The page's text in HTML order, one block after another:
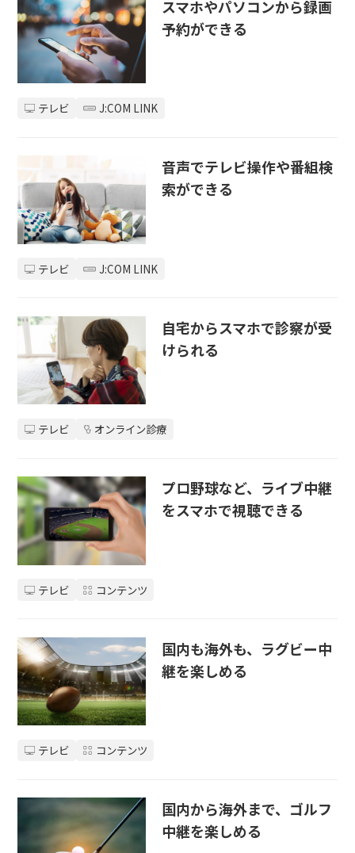
スマホやパソコンから録画
予約ができる
テレビ J:COM LINK
音声でテレビ操作や番組検
索ができる
テレビ J:COM LINK
自宅からスマホで診察が受
けられる
テレビ オンライン診療
プロ野球など、ライブ中継
をスマホで視聴できる
テレビ コンテンツ
国内も海外も、ラグビー中
継を楽しめる
テレビ コンテンツ
国内から海外まで、ゴルフ
中継を楽しめる